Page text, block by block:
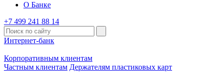
О Банке
+7 499 241 88 14
Интернет-банк
Корпоративным клиентам
Частным клиентам Держателям пластиковых карт